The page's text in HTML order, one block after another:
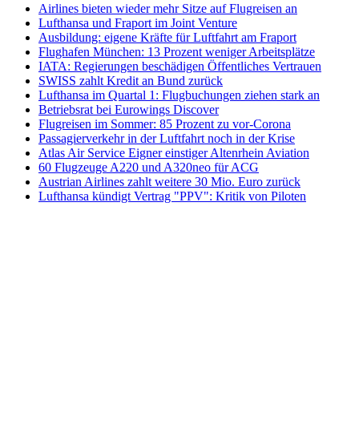
Airlines bieten wieder mehr Sitze auf Flugreisen an
Lufthansa und Fraport im Joint Venture
Ausbildung: eigene Kräfte für Luftfahrt am Fraport
Flughafen München: 13 Prozent weniger Arbeitsplätze
IATA: Regierungen beschädigen Öffentliches Vertrauen
SWISS zahlt Kredit an Bund zurück
Lufthansa im Quartal 1: Flugbuchungen ziehen stark an
Betriebsrat bei Eurowings Discover
Flugreisen im Sommer: 85 Prozent zu vor-Corona
Passagierverkehr in der Luftfahrt noch in der Krise
Atlas Air Service Eigner einstiger Altenrhein Aviation
60 Flugzeuge A220 und A320neo für ACG
Austrian Airlines zahlt weitere 30 Mio. Euro zurück
Lufthansa kündigt Vertrag "PPV": Kritik von Piloten